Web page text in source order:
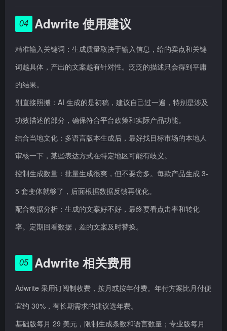
04 Adwrite 使用建议
精准输入关键词：生成质量取决于输入信息，给的卖点和关键
词越具体，产出的文案越有针对性。泛泛的描述只会得到平庸
的结果。
别直接照搬：AI 生成的是初稿，建议自己过一遍，特别是涉及
功效描述的部分，确保符合平台政策和实际产品功能。
结合当地文化：多语言版本生成后，最好找目标市场的本地人
审核一下，某些表达方式在特定地区可能有歧义。
控制生成数量：批量生成很爽，但不要贪多。每款产品生成 3-
5 套变体就够了，后面根据数据反馈再优化。
配合数据分析：生成的文案好不好，最终要看点击率和转化
率。定期回看数据，差的文案及时替换。
05 Adwrite 相关费用
Adwrite 采用订阅制收费，按月或按年付费。年付方案比月付便
宜约 30%，有长期需求的建议选年费。
基础版每月 29 美元，限制生成条数和语言数量；专业版每月